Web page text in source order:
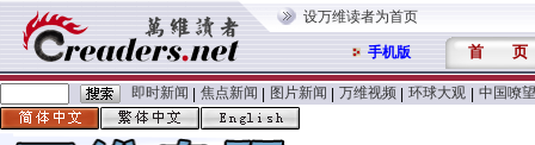
设万维读者为首页
手机版 首 页
即时新闻 焦点新闻 图片新闻 万维视频 环球大观 中国嘹望